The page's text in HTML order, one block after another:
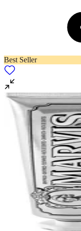
Best Seller